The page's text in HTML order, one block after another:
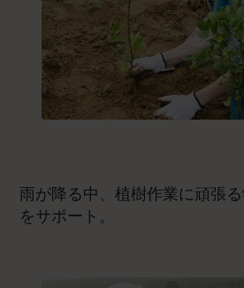
雨が降る中、植樹作業に頑張
をサポート。